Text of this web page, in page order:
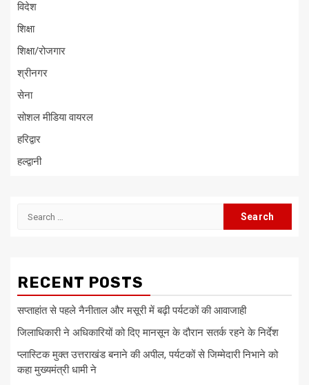
विदेश
शिक्षा
शिक्षा/रोजगार
श्रीनगर
सेना
सोशल मीडिया वायरल
हरिद्वार
हल्द्वानी
Search
RECENT POSTS
सप्ताहांत से पहले नैनीताल और मसूरी में बढ़ी पर्यटकों की आवाजाही
जिलाधिकारी ने अधिकारियों को दिए मानसून के दौरान सतर्क रहने के निर्देश
प्लास्टिक मुक्त उत्तराखंड बनाने की अपील, पर्यटकों से जिम्मेदारी निभाने को
कहा मुख्यमंत्री धामी ने